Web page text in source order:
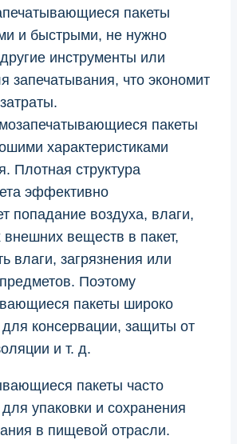
пакеты
и быстрыми, не нужно
инструменты или
запечатывания, что экономит
пакеты
характеристиками
Плотная структура
эффективно
попадание воздуха, влаги,
веществ в пакет,
влаги, загрязнения или
Поэтому
пакеты широко
консервации, защиты от
и т. д.
пакеты часто
упаковки и сохранения
в пищевой отрасли.